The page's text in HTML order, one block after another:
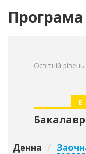
Програма
Освітній рівень
Б
Денна /